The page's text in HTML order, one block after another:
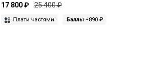
17 800 ₽ 25 400 ₽
Плати частями Баллы +890 ₽